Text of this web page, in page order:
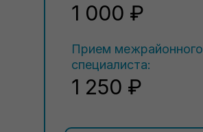
1 000 ₽
Прием межрайонного
специалиста:
1 250 ₽